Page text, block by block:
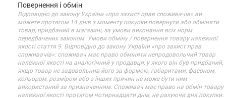
Повернення і обмін
Відповідно до закону України «про захист прав споживачів» ви
можете протягом 14 днів з моменту покупки повернути або обміняти
товар, придбаний в магазині, за умови виконання всіх норм
передбачених законом. Умови обміну / повернення товару належної
якості стаття 9. Відповідно до закону України «про захист прав
споживачів»: споживач має право обміняти непродовольчий товар
належної якості на аналогічний у продавця, у якого він був придбаний,
якщо товар не задовольнив його за формою, габаритами, фасоном,
кольором, розміром або з інших причин не може бути ним
використаний за призначенням. Споживач має право на обмін товару
належної якості протягом чотирнадцяти днів, не рахуючи дня покупки.